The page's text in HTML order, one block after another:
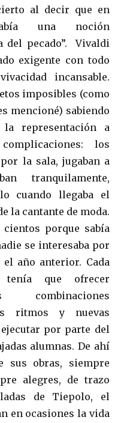
al decir que en
una noción
del pecado”. Vivaldi
exigente con todo
incansable.
imposibles (como
mencioné) sabiendo
representación a
los
la sala, jugaban a
tranquilamente,
cuando llegaba el
la cantante de moda.
porque sabía
se interesaba por
año anterior. Cada
que ofrecer
combinaciones
ritmos y nuevas
por parte del
alumnas. De ahí
obras, siempre
alegres, de trazo
de Tiepolo, el
en ocasiones la vida